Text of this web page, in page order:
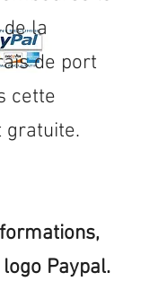
la
de port
cette
gratuite.
Paypal.